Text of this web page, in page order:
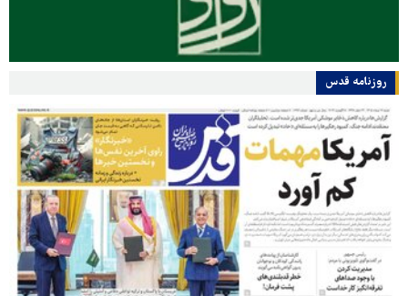
روزنامه قدس